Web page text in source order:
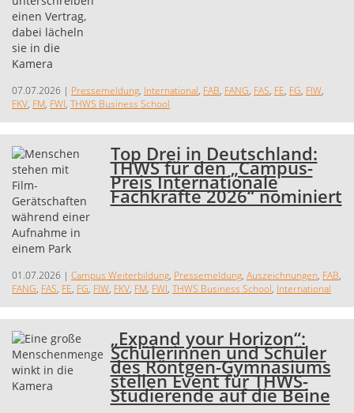
07.07.2026 | Pressemeldung, International, FAB, FANG, FAS, FE, FG, FIW,
FKV, FM, FWI, THWS Business School
Top Drei in Deutschland:
THWS für den „Campus-
Preis Internationale
Fachkräfte 2026“ nominiert
01.07.2026 | Campus Weiterbildung, Pressemeldung, Auszeichnungen, FAB,
FANG, FAS, FE, FG, FIW, FKV, FM, FWI, THWS Business School, International
„Expand your Horizon“:
Schülerinnen und Schüler
des Röntgen-Gymnasiums
stellen Event für THWS-
Studierende auf die Beine